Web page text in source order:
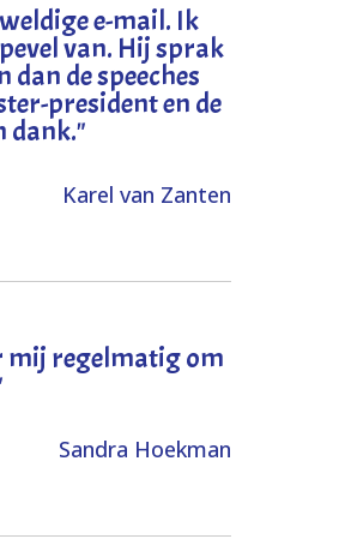
e-mail. Ik
van. Hij sprak
dan de speeches
president en de
dank."
Karel van Zanten
mij regelmatig om
Sandra Hoekman